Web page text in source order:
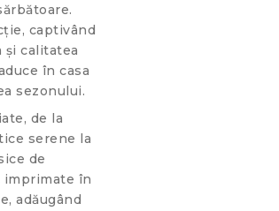
captivând
și calitatea
în casa
sezonului.
de la
serene la
de
imprimate în
adăugând